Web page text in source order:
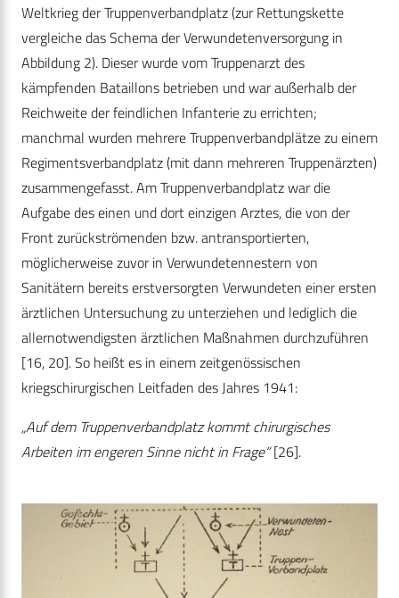
Weltkrieg der Truppenverbandplatz (zur Rettungskette
vergleiche das Schema der Verwundetenversorgung in
Abbildung 2). Dieser wurde vom Truppenarzt des
kämpfenden Bataillons betrieben und war außerhalb der
Reichweite der feindlichen Infanterie zu errichten;
manchmal wurden mehrere Truppenverbandplätze zu einem
Regimentsverbandplatz (mit dann mehreren Truppenärzten)
zusammengefasst. Am Truppenverbandplatz war die
Aufgabe des einen und dort einzigen Arztes, die von der
Front zurückströmenden bzw. antransportierten,
möglicherweise zuvor in Verwundetennestern von
Sanitätern bereits erstversorgten Verwundeten einer ersten
ärztlichen Untersuchung zu unterziehen und lediglich die
allernotwendigsten ärztlichen Maßnahmen durchzuführen
[16, 20]. So heißt es in einem zeitgenössischen
kriegschirurgischen Leitfaden des Jahres 1941:
„Auf dem Truppenverbandplatz kommt chirurgisches
Arbeiten im engeren Sinne nicht in Frage“[26].